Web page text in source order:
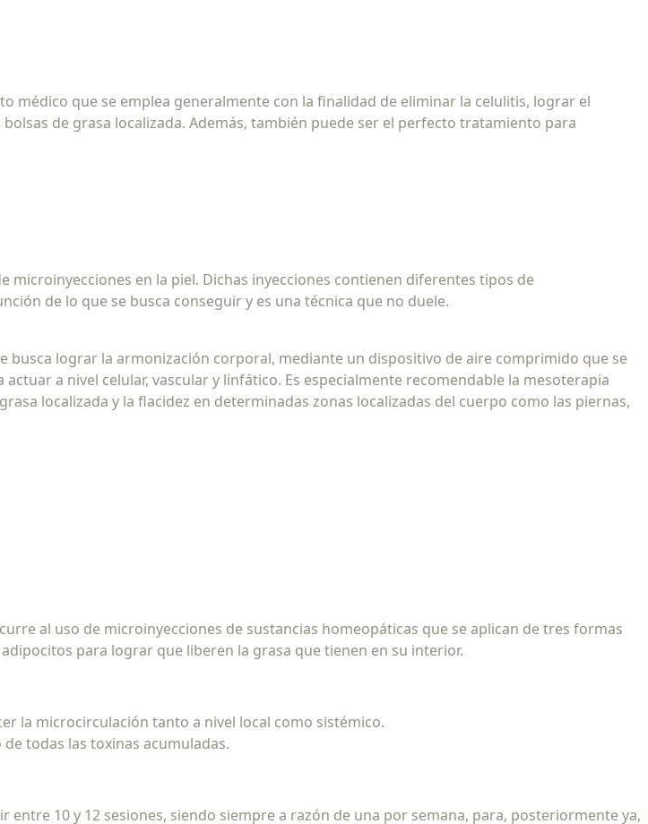
médico que se emplea generalmente con la finalidad de eliminar la celulitis, lograr el
de grasa localizada. Además, también puede ser el perfecto tratamiento para
en la piel. Dichas inyecciones contienen diferentes tipos de
de lo que se busca conseguir y es una técnica que no duele.
busca lograr la armonización corporal, mediante un dispositivo de aire comprimido que se
a nivel celular, vascular y linfático. Es especialmente recomendable la mesoterapia
localizada y la flacidez en determinadas zonas localizadas del cuerpo como las piernas,
al uso de microinyecciones de sustancias homeopáticas que se aplican de tres formas
para lograr que liberen la grasa que tienen en su interior.
la microcirculación tanto a nivel local como sistémico.
todas las toxinas acumuladas.
10 y 12 sesiones, siendo siempre a razón de una por semana, para, posteriormente ya,